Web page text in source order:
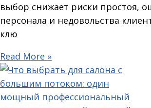
выбор снижает риски простоя,
персонала и недовольства
клю
Read More »